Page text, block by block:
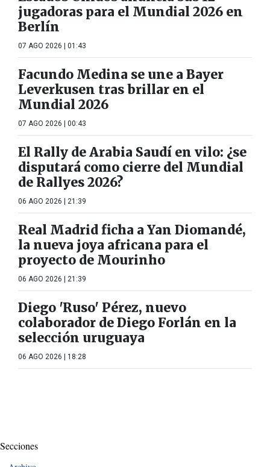
jugadoras para el Mundial 2026 en
Berlín
07 AGO 2026 | 01:43
Facundo Medina se une a Bayer
Leverkusen tras brillar en el
Mundial 2026
07 AGO 2026 | 00:43
El Rally de Arabia Saudí en vilo: ¿se
disputará como cierre del Mundial
de Rallyes 2026?
06 AGO 2026 | 21:39
Real Madrid ficha a Yan Diomandé,
la nueva joya africana para el
proyecto de Mourinho
06 AGO 2026 | 21:39
Diego 'Ruso' Pérez, nuevo
colaborador de Diego Forlán en la
selección uruguaya
06 AGO 2026 | 18:28
Secciones